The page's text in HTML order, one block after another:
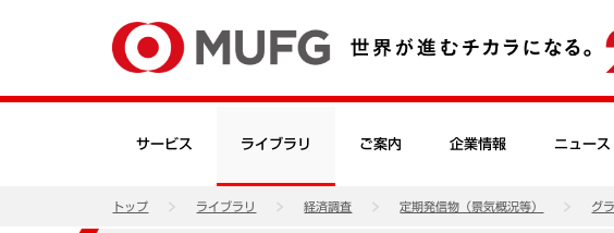
サービス ライブラリ ご案内 企業情報 ニュース
トップ ライブラリ 経済調査 定期発信物（景気概況等） グ